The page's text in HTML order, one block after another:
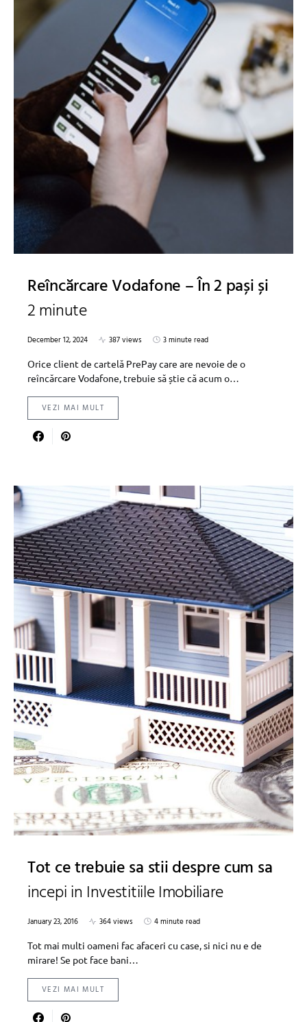
Reîncărcare Vodafone – În 2 pași și
2 minute
December 12, 2024 387 views
3 minute read
Orice client de cartelă PrePay care are nevoie de o
reîncărcare Vodafone, trebuie să știe că acum o…
VEZI MAI MULT
Tot ce trebuie sa stii despre cum sa
incepi in Investitiile Imobiliare
January 23, 2016 364 views
4 minute read
Tot mai multi oameni fac afaceri cu case, si nici nu e de
mirare! Se pot face bani…
VEZI MAI MULT